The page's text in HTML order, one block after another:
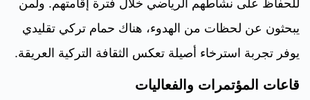
للحفاظ على نشاطهم الرياضي خلال فترة إقامتهم. ولمن
يبحثون عن لحظات من الهدوء، هناك حمام تركي تقليدي
يوفر تجربة استرخاء أصيلة تعكس الثقافة التركية العريقة.
قاعات المؤتمرات والفعاليات